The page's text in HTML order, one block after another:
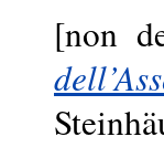
[non